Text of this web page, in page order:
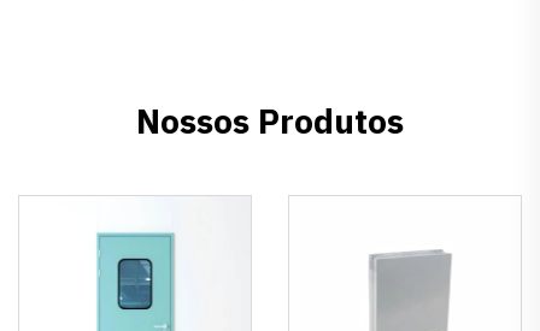
Nossos Produtos